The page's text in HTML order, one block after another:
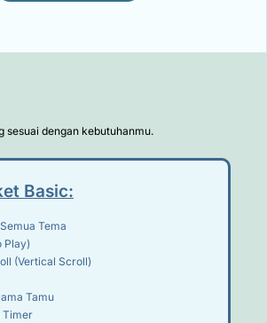
sesuai dengan kebutuhanmu.
Basic:
Tema
Play)
(Vertical Scroll)
Tamu
Timer